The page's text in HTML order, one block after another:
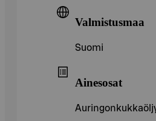
Valmistusmaa
Suomi
Ainesosat